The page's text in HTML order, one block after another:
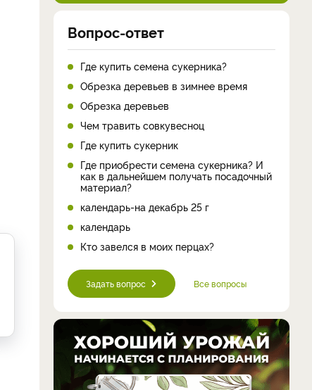
Вопрос-ответ
Где купить семена сукерника?
Обрезка деревьев в зимнее время
Обрезка деревьев
Чем травить совкувесноц
Где купить сукерник
Где приобрести семена сукерника? И
как в дальнейшем получать посадочный
материал?
календарь-на декабрь 25 г
календарь
Кто завелся в моих перцах?
Задать вопрос Все вопросы